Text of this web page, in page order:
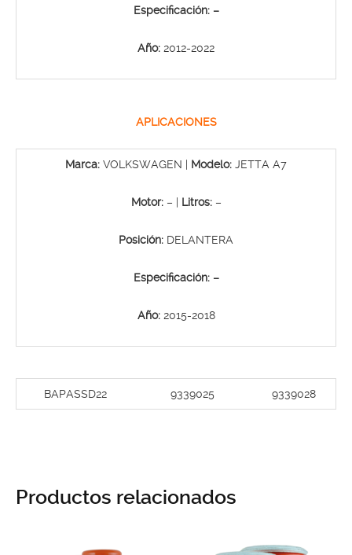
Especificación: –
Año: 2012-2022
APLICACIONES
Marca: VOLKSWAGEN | Modelo: JETTA A7
Motor: – | Litros:–
Posición: DELANTERA
Especificación: –
Año:2015-2018
BAPASSD22 9339025 9339028
Productos relacionados